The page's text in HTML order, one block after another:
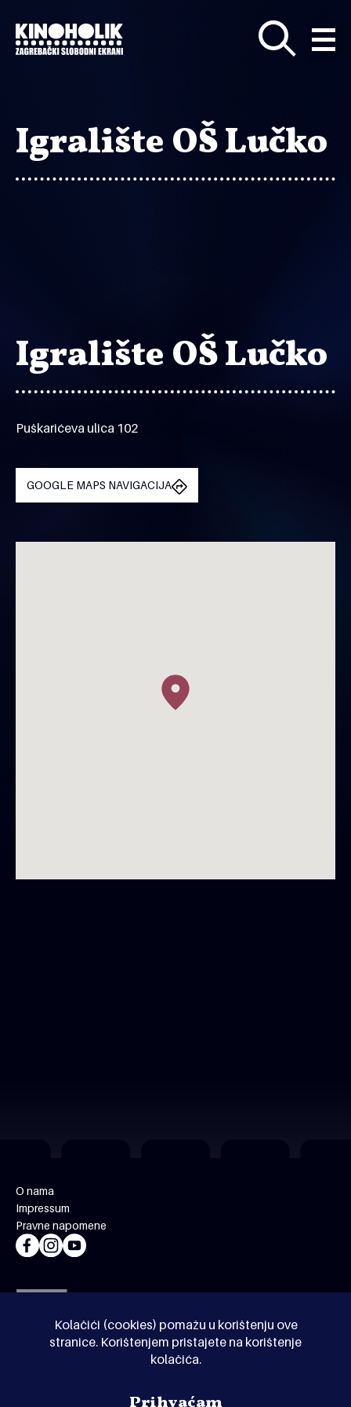
glavni
sadržaj
Kolačići (cookies) pomažu u korištenju ove
stranice. Korištenjem pristajete na korištenje
kolačića.
Igralište OŠ Lučko
Igralište OŠ Lučko
Puškarićeva ulica 102
GOOGLE MAPS NAVIGACIJA
O nama
Impressum
Pravne napomene
© Kinoholik 2026. Kinoholik nije organizator programa.